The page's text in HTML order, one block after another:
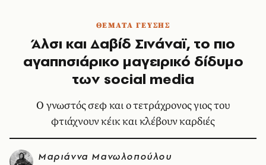
ΘΕΜΑΤΑ ΓΕΥΣΗΣ
Άλσι και Δαβίδ Σινάναϊ, το πιο
αγαπησιάρικο μαγειρικό δίδυμο
των social media
Ο γνωστός σεφ και ο τετράχρονος γιος του
φτιάχνουν κέικ και κλέβουν καρδιές
Μαριάννα Μανωλοπούλου